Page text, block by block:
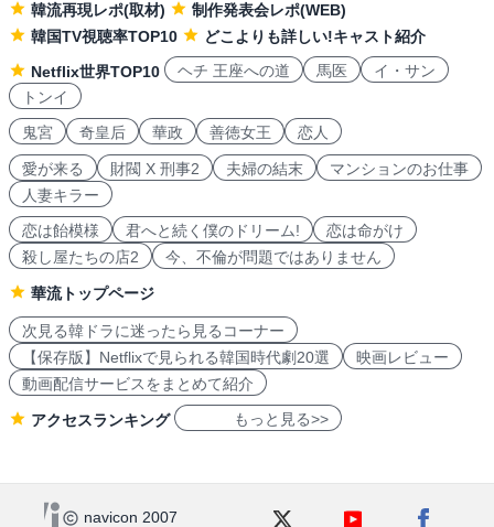
韓流再現レポ(取材)
制作発表会レポ(WEB)
韓国TV視聴率TOP10
どこよりも詳しい!キャスト紹介
Netflix世界TOP10
ヘチ 王座への道 馬医
イ・サン
トンイ
鬼宮
奇皇后 華政 善徳女王 恋人
愛が来る 財閥 X 刑事2 夫婦の結末
マンションのお仕事
人妻キラー
恋は飴模様
君へと続く僕のドリーム!
恋は命がけ
殺し屋たちの店2
今、不倫が問題ではありません
華流トップページ
次見る韓ドラに迷ったら見るコーナー
【保存版】Netflixで見られる韓国時代劇20選
映画レビュー
動画配信サービスをまとめて紹介
アクセスランキング もっと見る>>
navicon 2007